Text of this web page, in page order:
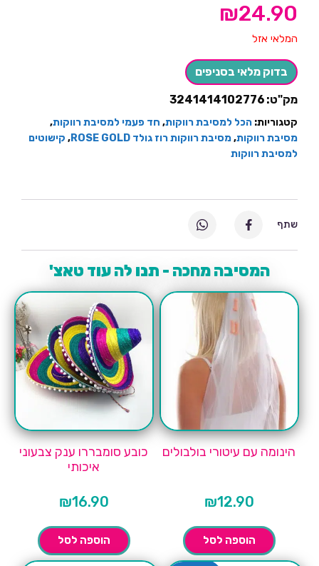
₪24.90
המלאי אזל
בדוק מלאי בסניפים
מק"ט: 3241414102776
קטגוריות: הכל למסיבת רווקות, חד פעמי למסיבת רווקות,
מסיבת רווקות,מסיבת רווקות רוז גולד ROSE GOLD , קישוטים
למסיבת רווקות
המסיבה מחכה - תנו לה עוד טאצ'
הינומה עם עיטורי בולבולים
₪12.90
הוספה לסל
כובע סומבררו ענק צבעוני
איכותי
₪16.90
הוספה לסל
שתף